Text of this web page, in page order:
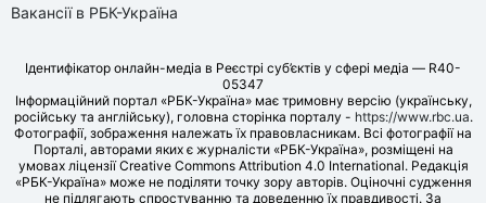
Вакансії в РБК-Україна
Ідентифікатор онлайн-медіа в Реєстрі суб’єктів у сфері медіа — R40-
05347
Інформаційний портал «РБК-Україна» має тримовну версію (українську,
російську та англійську), головна сторінка порталу - https://www.rbc.ua.
Фотографії, зображення належать їх правовласникам. Всі фотографії на
Порталі, авторами яких є журналісти «РБК-Україна», розміщені на
умовах ліцензії Creative Commons Attribution 4.0 International. Редакція
«РБК-Україна» може не поділяти точку зору авторів. Оціночні судження
не підлягають спростуванню та доведенню їх правдивості. За